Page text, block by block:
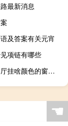
最新消息
及答案有关元宵
项链有哪些
西南方向客厅挂啥颜色的窗帘 客厅窗帘什么颜色好
☚